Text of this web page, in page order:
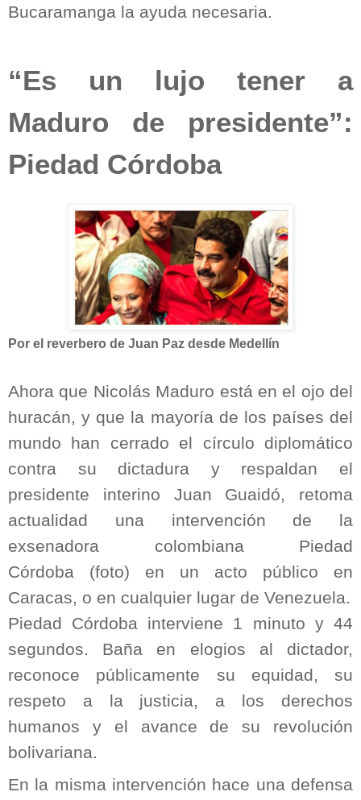
Bucaramanga la ayuda necesaria.
“Es un lujo tener a
Maduro de presidente”:
Piedad Córdoba
Por el reverbero de Juan Paz desde Medellín
Ahora que Nicolás Maduro está en el ojo del
huracán, y que la mayoría de los países del
mundo han cerrado el círculo diplomático
contra su dictadura y respaldan el
presidente interino Juan Guaidó, retoma
actualidad una intervención de la
exsenadora colombiana Piedad
Córdoba (foto) en un acto público en
Caracas, o en cualquier lugar de Venezuela.
Piedad Córdoba interviene 1 minuto y 44
segundos. Baña en elogios al dictador,
reconoce públicamente su equidad, su
respeto a la justicia, a los derechos
humanos y el avance de su revolución
bolivariana.
En la misma intervención hace una defensa